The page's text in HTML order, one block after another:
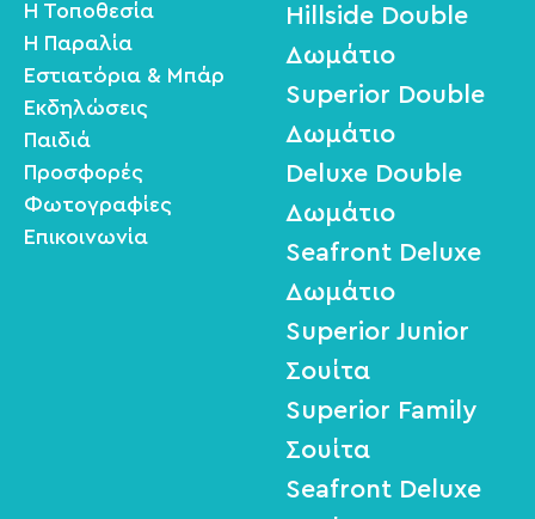
Η Τοποθεσία
H Παραλία
Εστιατόρια & Μπάρ
Εκδηλώσεις
Παιδιά
Προσφορές
Φωτογραφίες
Επικοινωνία
Hillside Double
Δωμάτιο
Superior Double
Δωμάτιο
Deluxe Double
Δωμάτιο
Seafront Deluxe
Δωμάτιο
Superior Junior
Σουίτα
Superior Family
Σουίτα
Seafront Deluxe